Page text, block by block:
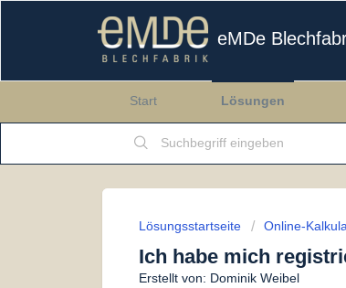
eMDe
Start Lösungen
Lösungsstartseite Online-
Ich habe mich
Erstellt von: Dominik Weibel